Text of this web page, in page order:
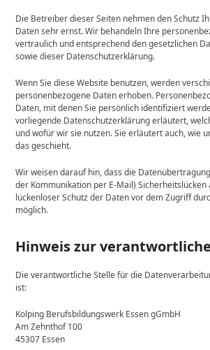
Die Betreiber dieser Seiten nehmen den Schutz
Daten sehr ernst. Wir behandeln Ihre
vertraulich und entsprechend den gesetzlichen
sowie dieser Datenschutzerklärung.
Wenn Sie diese Website benutzen, werden
personenbezogene Daten erhoben.
Daten, mit denen Sie persönlich identifiziert
vorliegende Datenschutzerklärung erläutert,
und wofür wir sie nutzen. Sie erläutert auch, wie
das geschieht.
Wir weisen darauf hin, dass die
der Kommunikation per E-Mail) Sicherheitslücken
lückenloser Schutz der Daten vor dem Zugriff
möglich.
Hinweis zur
Die verantwortliche Stelle für die
ist:
Kolping Berufsbildungswerk Essen gGmbH
Am Zehnthof 100
45307 Essen